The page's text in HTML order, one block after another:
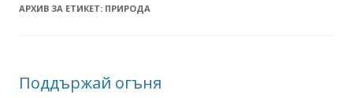
АРХИВ ЗА ЕТИКЕТ: ПРИРОДА
Поддържай огъня